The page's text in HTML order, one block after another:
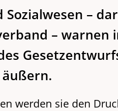
–
– warnen
werden sie den